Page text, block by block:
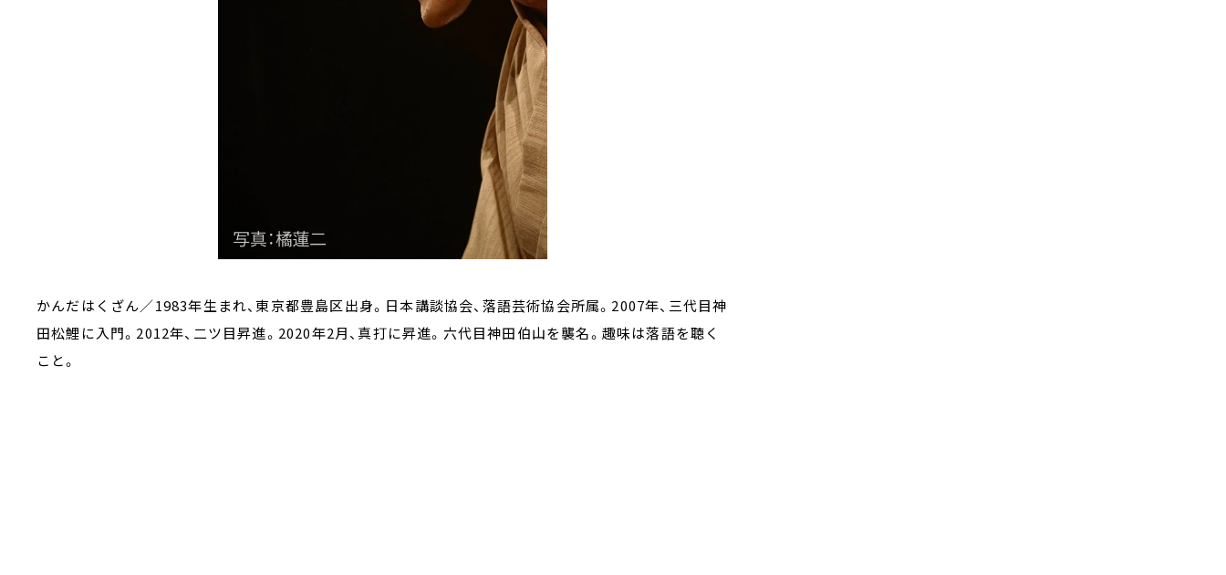
かんだはくざん／1983年生まれ、東京都豊島区出身。日本講談協会、落語芸術協会所属。2007年、三代目神
田松鯉に入門。2012年、二ツ目昇進。2020年2月、真打に昇進。六代目神田伯山を襲名。趣味は落語を聴く
こと。